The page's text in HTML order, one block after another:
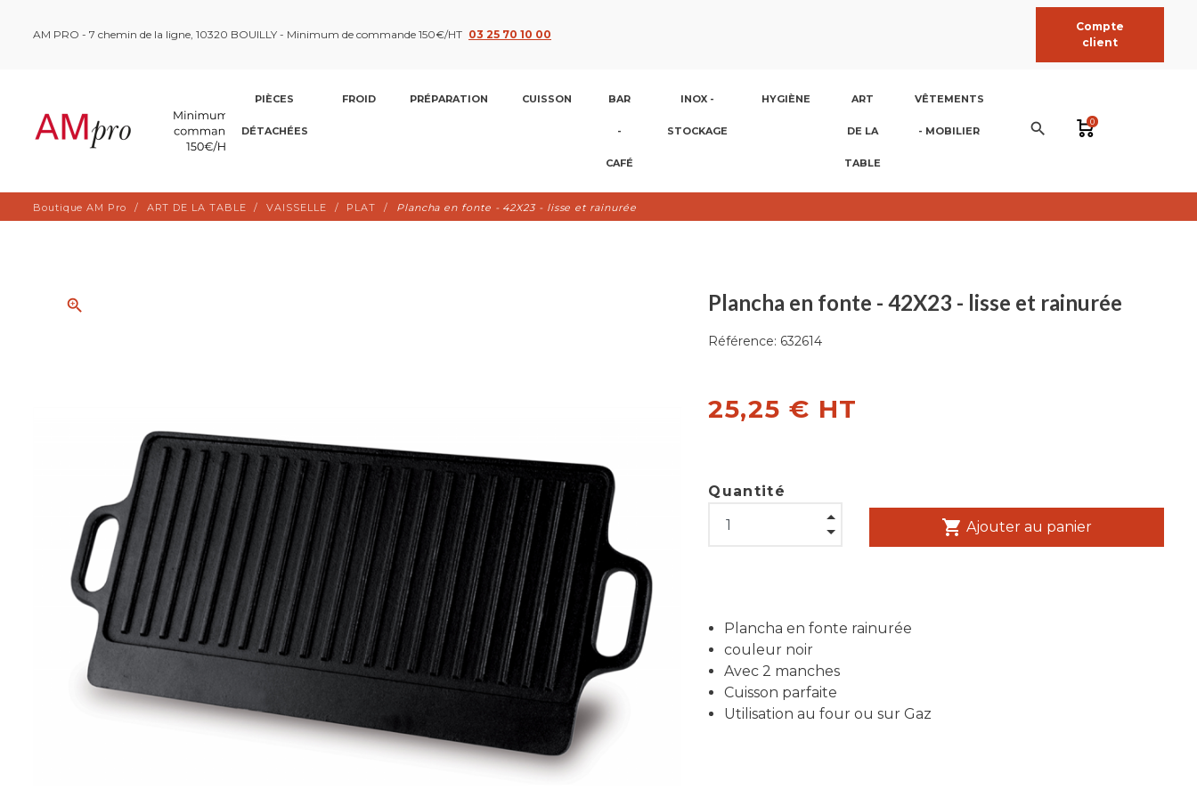
AM PRO - 7 chemin de la ligne, 10320 BOUILLY - Minimum de commande 150€/HT 03 25 70 10 00
Compte
client
PIÈCES
DÉTACHÉES
FROID PRÉPARATION CUISSON BAR
-
CAFÉ
INOX -
STOCKAGE
HYGIÈNE ART
DE LA
TABLE
VÊTEMENTS
- MOBILIER search 0
Boutique AM Pro ART DE LA TABLE VAISSELLE PLAT Plancha en fonte - 42X23 - lisse et rainurée
zoom_in Plancha en fonte - 42X23 - lisse et rainurée
Référence: 632614
25,25 € HT
Quantité
shopping_cart Ajouter au panier
Plancha en fonte rainurée
couleur noir
Avec 2 manches
Cuisson parfaite
Utilisation au four ou sur Gaz